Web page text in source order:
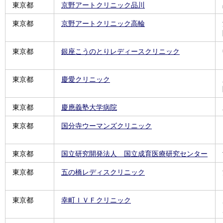
東京都 京野アートクリニック品川
東京都 京野アートクリニック高輪
東京都 銀座こうのとりレディースクリニック
東京都 慶愛クリニック
東京都 慶應義塾大学病院
東京都 国分寺ウーマンズクリニック
東京都 国立研究開発法人 国立成育医療研究センター
東京都 五の橋レディスクリニック
東京都 幸町ＩＶＦクリニック